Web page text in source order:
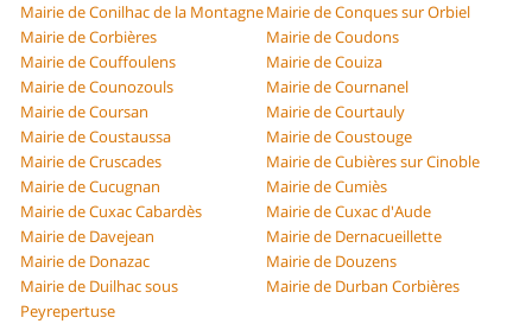
Mairie de Conilhac de la MontagneMairie de Conques sur Orbiel
Mairie de Corbières
Mairie de Coudons
Mairie de Couffoulens
Mairie de Couiza
Mairie de Counozouls
Mairie de Cournanel
Mairie de Coursan
Mairie de Courtauly
Mairie de Coustaussa
Mairie de Coustouge
Mairie de Cruscades
Mairie de Cubières sur Cinoble
Mairie de Cucugnan
Mairie de Cumiès
Mairie de Cuxac Cabardès
Mairie de Cuxac d'Aude
Mairie de Davejean
Mairie de Dernacueillette
Mairie de Donazac
Mairie de Douzens
Mairie de Duilhac sous
Peyrepertuse
Mairie de Durban Corbières